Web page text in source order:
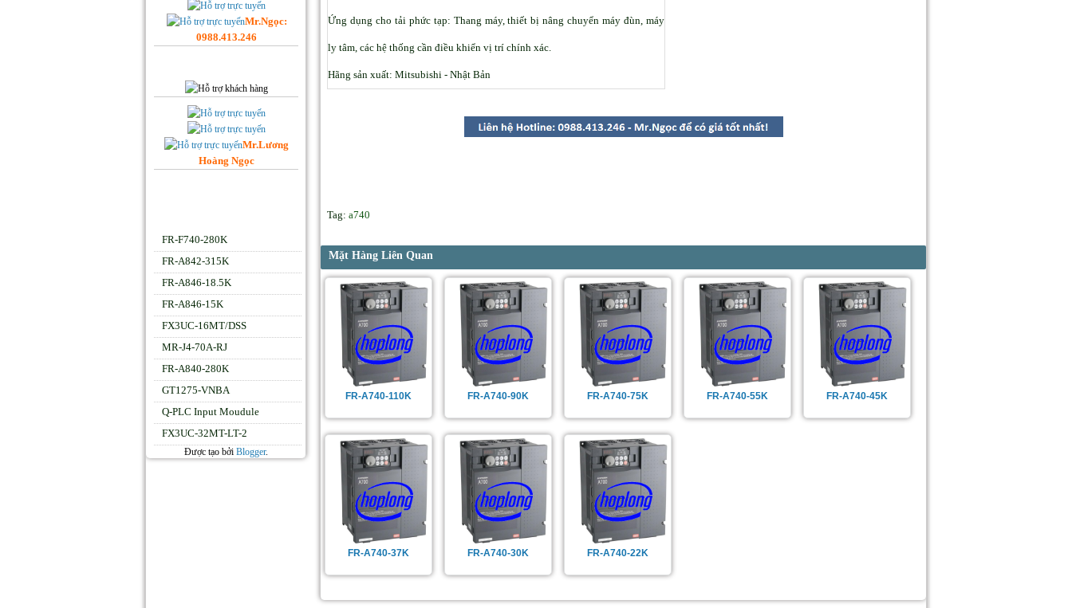
Ứng dụng cho tải phức tạp: Thang máy, thiết bị nâng chuyển máy đùn, máy
ly tâm, các hệ thống cần điều khiển vị trí chính xác.
Hãng sản xuất: Mitsubishi - Nhật Bản
Tag: a740
Mặt Hàng Liên Quan
FR-A740-110K FR-A740-90K FR-A740-75K FR-A740-55K FR-A740-45K
FR-A740-37K FR-A740-30K FR-A740-22K
Mr.Ngọc:
0988.413.246
Mr.Lương
Hoàng Ngọc
FR-F740-280K
FR-A842-315K
FR-A846-18.5K
FR-A846-15K
FX3UC-16MT/DSS
MR-J4-70A-RJ
FR-A840-280K
GT1275-VNBA
Q-PLC Input Moudule
FX3UC-32MT-LT-2
Được tạo bởi Blogger.